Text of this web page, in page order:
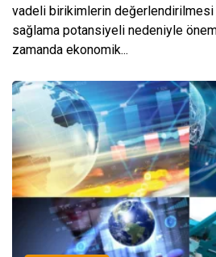
vadeli birikimlerin değerlendirilmesi
sağlama potansiyeli nedeniyle
zamanda ekonomik...